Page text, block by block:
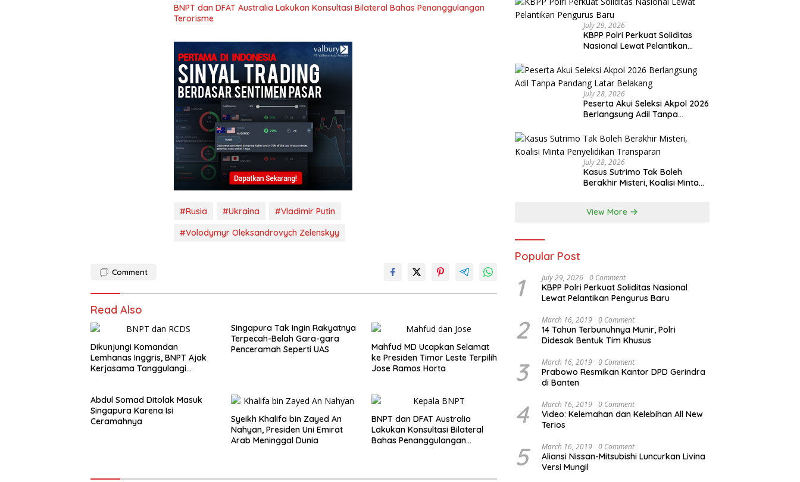
BNPT dan DFAT Australia Lakukan Konsultasi Bilateral Bahas Penanggulangan
Terorisme
#Rusia #Ukraina
#Vladimir Putin
#Volodymyr Oleksandrovych Zelenskyy
Comment
Read Also
Dikunjungi Komandan
Lemhanas Inggris, BNPT Ajak
Kerjasama Tanggulangi
Singapura Tak Ingin Rakyatnya
Terpecah-Belah Gara-gara
Penceramah Seperti UAS
Mahfud MD Ucapkan Selamat
ke Presiden Timor Leste Terpilih
Jose Ramos Horta
Abdul Somad Ditolak Masuk
Singapura Karena Isi
Ceramahnya
Syeikh Khalifa bin Zayed An
Nahyan, Presiden Uni Emirat
Arab Meninggal Dunia
BNPT dan DFAT Australia
Lakukan Konsultasi Bilateral
Bahas Penanggulangan
July 29, 2026
KBPP Polri Perkuat Soliditas
Nasional Lewat Pelantikan
July 28, 2026
Peserta Akui Seleksi Akpol 2026
Berlangsung Adil Tanpa
July 28, 2026
Kasus Sutrimo Tak Boleh
Berakhir Misteri, Koalisi Minta
View More
Popular Post
1 July 29, 2026 0 Comment
KBPP Polri Perkuat Soliditas Nasional
Lewat Pelantikan Pengurus Baru
2 March 16, 2019 0 Comment
14 Tahun Terbunuhnya Munir, Polri
Didesak Bentuk Tim Khusus
3 March 16, 2019 0 Comment
Prabowo Resmikan Kantor DPD Gerindra
di Banten
4 March 16, 2019 0 Comment
Video: Kelemahan dan Kelebihan All New
Terios
5 March 16, 2019 0 Comment
Aliansi Nissan-Mitsubishi Luncurkan Livina
Versi Mungil